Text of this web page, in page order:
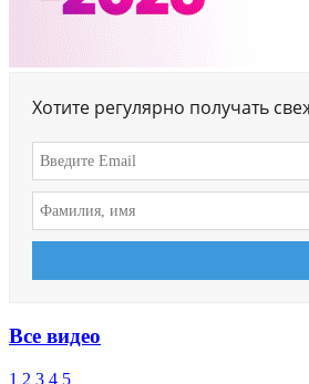
Хотите регулярно получать
Все видео
1 2 3 4 5